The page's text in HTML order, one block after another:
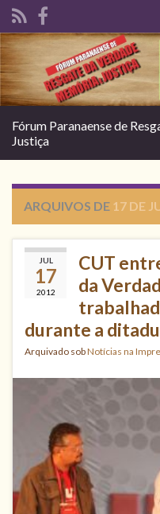
Search for:
Fórum Paranaense de
Justiça
ARQUIVOS DE 17 DE
JUL
17
2012
CUT
da
durante a
Arquivado sobNotícias na